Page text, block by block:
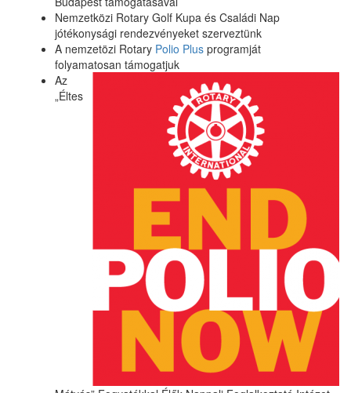
Nemzetközi Rotary Golf Kupa és Családi Nap
jótékonysági rendezvényeket szerveztünk
A nemzetözi Rotary Polio Plus programját
folyamatosan támogatjuk
Az
„Éltes